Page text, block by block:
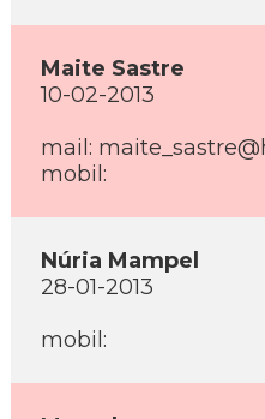
Maite Sastre
10-02-2013
mail:
mobil:
Núria Mampel
28-01-2013
mobil: